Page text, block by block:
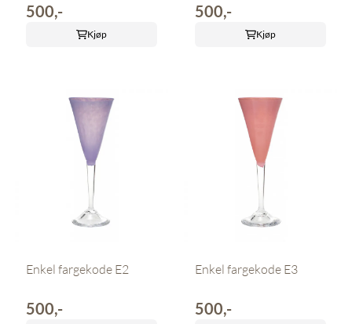
500,-
Kjøp
500,-
Kjøp
Enkel fargekode E2
500,-
Enkel fargekode E3
500,-